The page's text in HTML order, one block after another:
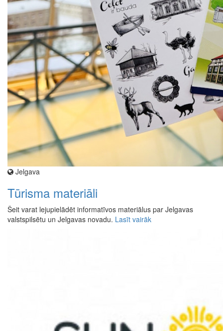
Jelgava
Tūrisma materiāli
Šeit varat lejupielādēt informatīvos materiālus par Jelgavas
valstspilsētu un Jelgavas novadu. Lasīt vairāk